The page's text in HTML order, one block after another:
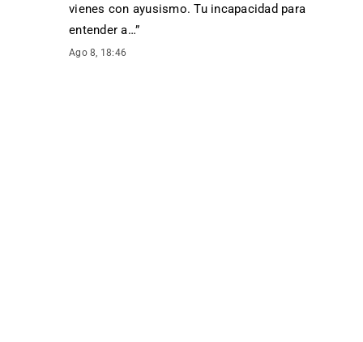
vienes con ayusismo. Tu incapacidad para
entender a…”
Ago 8, 18:46